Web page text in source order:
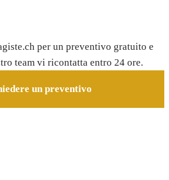
per un preventivo gratuito e
team vi ricontatta entro 24 ore.
un preventivo